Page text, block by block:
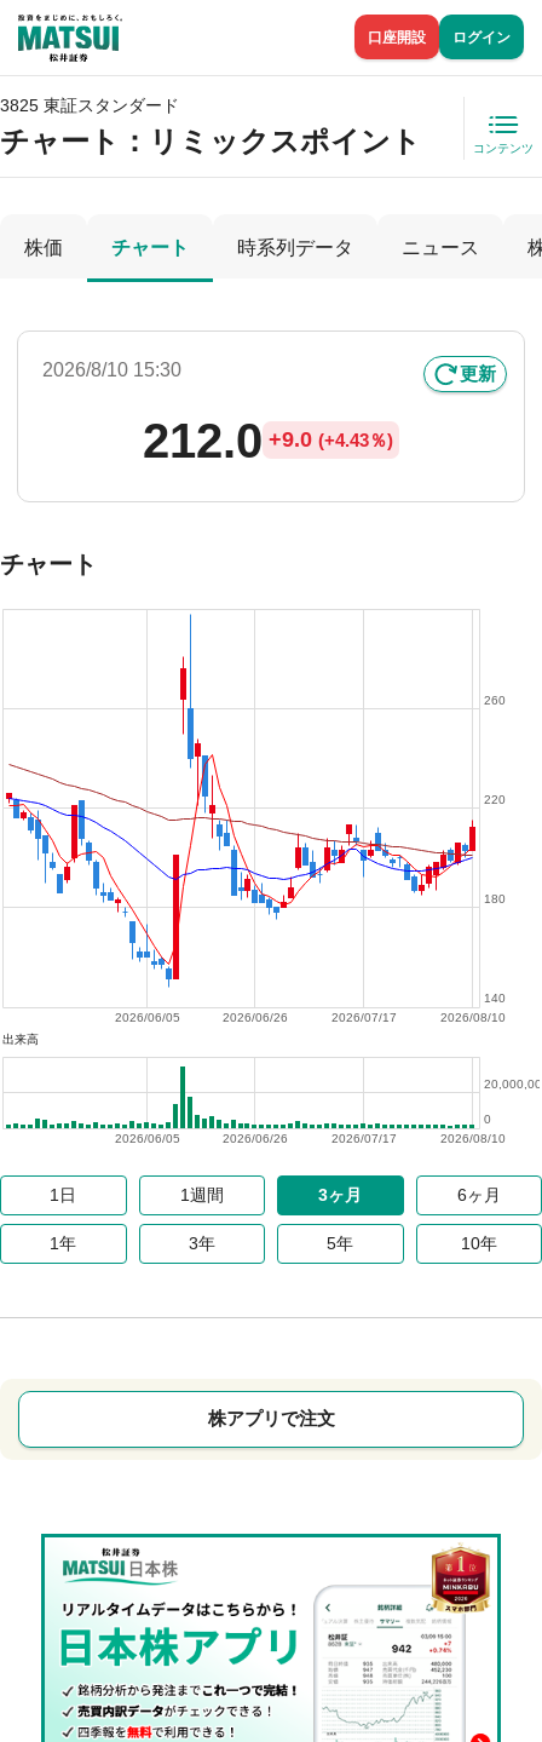
口座開設 ログイン
3825 東証スタンダード
チャート： リミックスポイント コンテンツ
株価 チャート 時系列データ ニュース
2026/8/10 15:30 更新
212.0 +9.0 (+4.43％)
チャート
2026/08/10
2026/07/17
2026/06/26
2026/06/05
140
180
220
260
出来高
2026/08/10
2026/07/17
2026/06/26
2026/06/05
0
1日 1週間 3ヶ月 6ヶ月
1年 3年 5年 10年
株アプリで注文